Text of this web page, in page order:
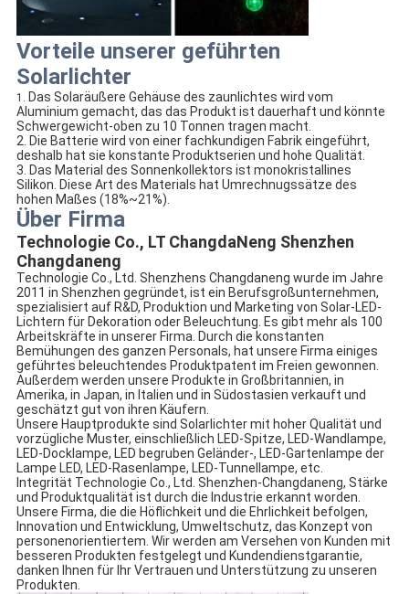
Vorteile unserer geführten
Solarlichter
1. Das Solaräußere Gehäuse des zaunlichtes wird vom
Aluminium gemacht, das das Produkt ist dauerhaft und könnte
Schwergewicht-oben zu 10 Tonnen tragen macht.
2. Die Batterie wird von einer fachkundigen Fabrik eingeführt,
deshalb hat sie konstante Produktserien und hohe Qualität.
3. Das Material des Sonnenkollektors ist monokristallines
Silikon. Diese Art des Materials hat Umrechnugssätze des
hohen Maßes (18%~21%).
Über Firma
Technologie Co., LT ChangdaNeng Shenzhen
Changdaneng
Technologie Co., Ltd. Shenzhens Changdaneng wurde im Jahre
2011 in Shenzhen gegründet, ist ein Berufsgroßunternehmen,
spezialisiert auf R&D, Produktion und Marketing von Solar-LED-
Lichtern für Dekoration oder Beleuchtung. Es gibt mehr als 100
Arbeitskräfte in unserer Firma. Durch die konstanten
Bemühungen des ganzen Personals, hat unsere Firma einiges
geführtes beleuchtendes Produktpatent im Freien gewonnen.
Außerdem werden unsere Produkte in Großbritannien, in
Amerika, in Japan, in Italien und in Südostasien verkauft und
geschätzt gut von ihren Käufern.
Unsere Hauptprodukte sind Solarlichter mit hoher Qualität und
vorzügliche Muster, einschließlich LED-Spitze, LED-Wandlampe,
LED-Docklampe, LED begruben Geländer-, LED-Gartenlampe der
Lampe LED, LED-Rasenlampe, LED-Tunnellampe, etc.
Integrität Technologie Co., Ltd. Shenzhen-Changdaneng, Stärke
und Produktqualität ist durch die Industrie erkannt worden.
Unsere Firma, die die Höflichkeit und die Ehrlichkeit befolgen,
Innovation und Entwicklung, Umweltschutz, das Konzept von
personenorientiertem. Wir werden am Versehen von Kunden mit
besseren Produkten festgelegt und Kundendienstgarantie,
danken Ihnen für Ihr Vertrauen und Unterstützung zu unseren
Produkten.